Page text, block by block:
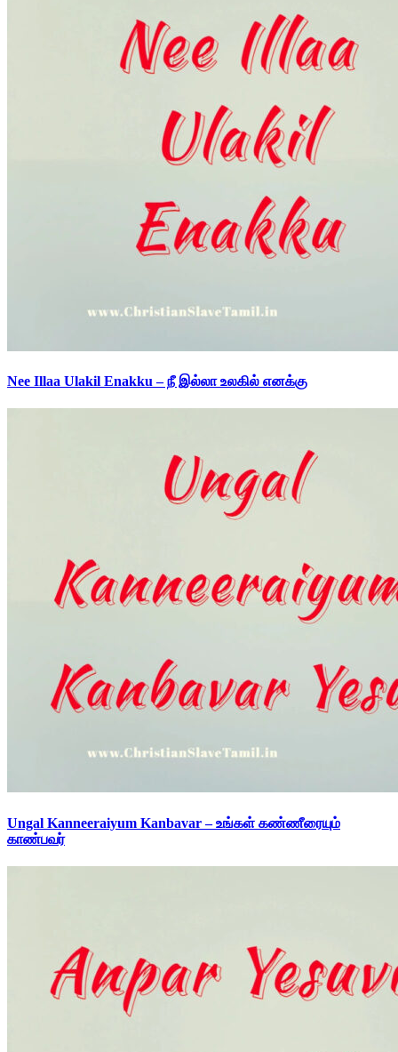
Nee Illaa Ulakil Enakku – நீ இல்லா உலகில் எனக்கு
Ungal Kanneeraiyum Kanbavar – உங்கள் கண்ணீரையும்
காண்பவர்